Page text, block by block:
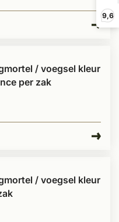
9,6
/ voegsel kleur
per zak
/ voegsel kleur